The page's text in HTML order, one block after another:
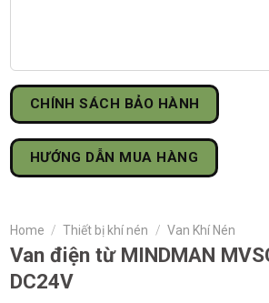
CHÍNH SÁCH BẢO HÀNH
HƯỚNG DẪN MUA HÀNG
Home / Thiết bị khí nén / Van Khí Nén
Van điện từ MINDMAN
DC24V